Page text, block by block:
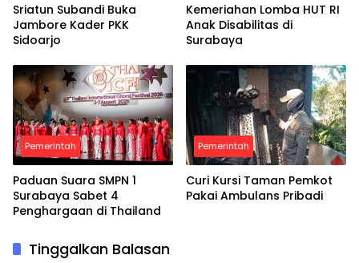
Sriatun Subandi Buka
Jambore Kader PKK
Sidoarjo
Kemeriahan Lomba HUT RI
Anak Disabilitas di
Surabaya
Pemerintah
Paduan Suara SMPN 1
Surabaya Sabet 4
Penghargaan di Thailand
Pemerintah
Curi Kursi Taman Pemkot
Pakai Ambulans Pribadi
Tinggalkan Balasan